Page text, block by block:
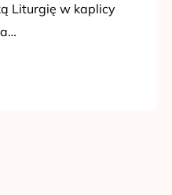
Liturgię w kaplicy